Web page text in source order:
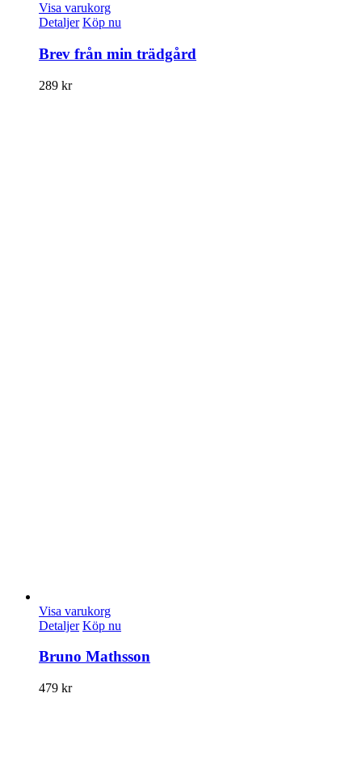
Visa varukorg
Detaljer Köp nu
Brev från min trädgård
289 kr
Visa varukorg
Detaljer Köp nu
Bruno Mathsson
479 kr